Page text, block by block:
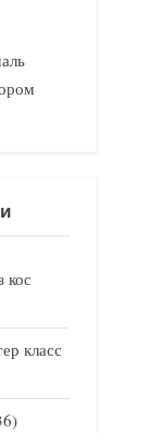
кос
класс